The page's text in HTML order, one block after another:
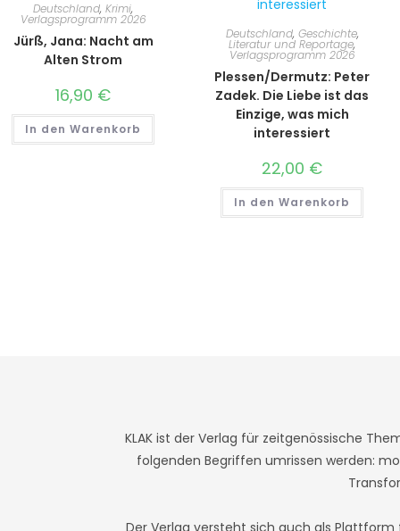
Deutschland,Krimi,
Verlagsprogramm 2026
Jürß, Jana: Nacht am
Alten Strom
16,90 €
In den Warenkorb
Deutschland, Geschichte,
Literatur und Reportage,
Verlagsprogramm 2026
Plessen/Dermutz: Peter
Zadek. Die Liebe ist das
Einzige, was mich
interessiert
22,00 €
In den Warenkorb
KLAK ist der Verlag für zeitgenössische
folgenden Begriffen umrissen werden:
Der Verlag versteht sich auch als